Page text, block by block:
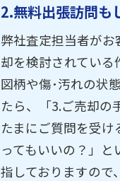
2.無料出張訪問も
弊社査定担当者が
却を検討されている
図柄や傷･汚れの状
たら、「3.ご売却の
たまにご質問を受
ってもいいの？」
指しておりますので